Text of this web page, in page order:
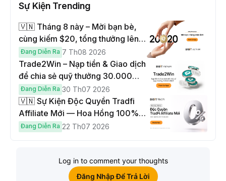
Sự Kiện Trending
🇻🇳 Tháng 8 này – Mời bạn bè,
cùng kiếm $20, tổng thưởng lên
đến $1,000
Đang Diễn Ra 7 Th08 2026
Trade2Win – Nạp tiền & Giao dịch
để chia sẻ quỹ thưởng 30.000
USDT
Đang Diễn Ra 30 Th07 2026
🇻🇳 Sự Kiện Độc Quyền Tradfi
Affiliate Mới — Hoa Hồng 100% &
Hoàn Phí Qua Đêm
Đang Diễn Ra 22 Th07 2026
Log in to comment your thoughts
Đăng Nhập Để Trả Lời